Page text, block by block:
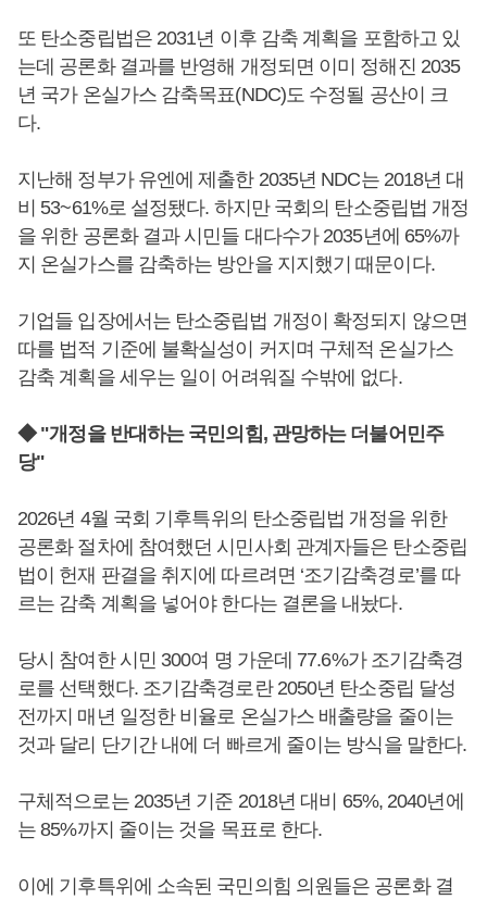
또 탄소중립법은 2031년 이후 감축 계획을 포함하고 있
는데 공론화 결과를 반영해 개정되면 이미 정해진 2035
년 국가 온실가스 감축목표(NDC)도 수정될 공산이 크
다.
지난해 정부가 유엔에 제출한 2035년 NDC는 2018년 대
비 53~61%로 설정됐다. 하지만 국회의 탄소중립법 개정
을 위한 공론화 결과 시민들 대다수가 2035년에 65%까
지 온실가스를 감축하는 방안을 지지했기 때문이다.
기업들 입장에서는 탄소중립법 개정이 확정되지 않으면
따를 법적 기준에 불확실성이 커지며 구체적 온실가스
감축 계획을 세우는 일이 어려워질 수밖에 없다.
◆ "개정을 반대하는 국민의힘, 관망하는 더불어민주
당"
2026년 4월 국회 기후특위의 탄소중립법 개정을 위한
공론화 절차에 참여했던 시민사회 관계자들은 탄소중립
법이 헌재 판결을 취지에 따르려면 ‘조기감축경로’를 따
르는 감축 계획을 넣어야 한다는 결론을 내놨다.
당시 참여한 시민 300여 명 가운데 77.6%가 조기감축경
로를 선택했다. 조기감축경로란 2050년 탄소중립 달성
전까지 매년 일정한 비율로 온실가스 배출량을 줄이는
것과 달리 단기간 내에 더 빠르게 줄이는 방식을 말한다.
구체적으로는 2035년 기준 2018년 대비 65%, 2040년에
는 85%까지 줄이는 것을 목표로 한다.
이에 기후특위에 소속된 국민의힘 의원들은 공론화 결